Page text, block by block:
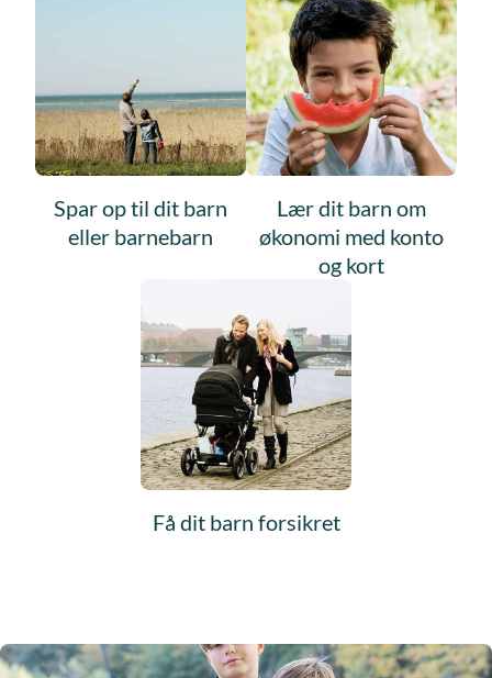
Spar op til dit barn
eller barnebarn
Lær dit barn om
økonomi med konto
og kort
Få dit barn forsikret